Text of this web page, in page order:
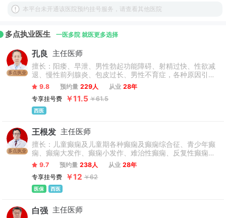
本平台未开通该医院预约挂号服务，请查看其他医院
多点执业医生 一医多院 就医更多选择
多点执业
孔良 主任医师
擅长：阳痿、早泄、男性勃起功能障碍、射精过快、性欲减
退、慢性前列腺炎、包皮过长、男性不育症，各种原因引起
的尿频、尿急、尿失禁、性传播疾病的诊治。
9.8 预约量 229人 从业 28年
专享挂号费
￥11.5 ￥61.5
西医
多点执业
王根发 主任医师
擅长：儿童癫痫及儿童期各种癫痫及癫痫综合征、青少年癫
痫、癫痫大发作、癫痫小发作、难治性癫痫、反复性癫痫、
成人癫痫、老年癫痫、女性癫痫、原发性癫痫、继发性癫
病、各种发作期间癫痫等各种类型、各年龄阶段癫痫及癫痫
综合征的诊断及治疗研究。
9.7 预约量 238人 从业 28年
专享挂号费
￥12 ￥62
医保 西医
白强 主任医师